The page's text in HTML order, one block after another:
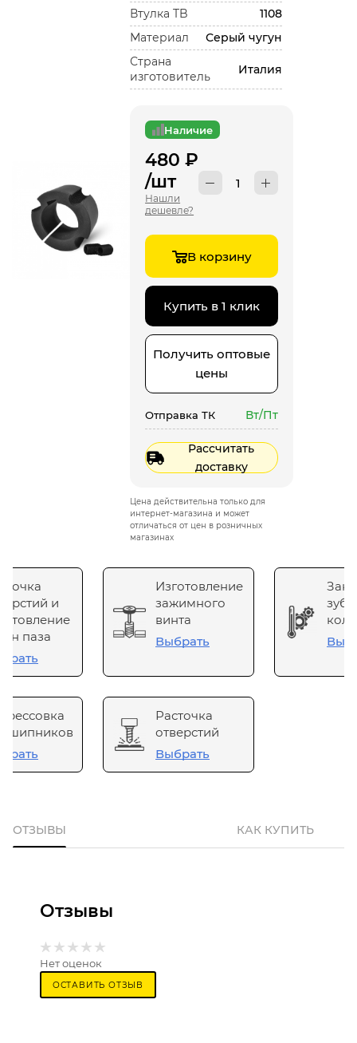
Втулка TB
1108
Материал
Серый чугун
Страна
изготовитель
Италия
Наличие
480 ₽
/шт
Нашли
дешевле?
В корзину
Купить в 1 клик
Получить оптовые
цены
Отправка ТК Вт/Пт
Рассчитать
доставку
Цена действительна только для
интернет-магазина и может
отличаться от цен в розничных
магазинах
и
паза
Изготовление
зажимного
винта
Выбрать
Расточка
отверстий
Выбрать
ОТЗЫВЫ КАК КУПИТЬ
Отзывы
Нет оценок
ОСТАВИТЬ ОТЗЫВ